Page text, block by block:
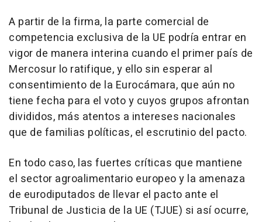
A partir de la firma, la parte comercial de
competencia exclusiva de la UE podría entrar en
vigor de manera interina cuando el primer país de
Mercosur lo ratifique, y ello sin esperar al
consentimiento de la Eurocámara, que aún no
tiene fecha para el voto y cuyos grupos afrontan
divididos, más atentos a intereses nacionales
que de familias políticas, el escrutinio del pacto.
En todo caso, las fuertes críticas que mantiene
el sector agroalimentario europeo y la amenaza
de eurodiputados de llevar el pacto ante el
Tribunal de Justicia de la UE (TJUE) si así ocurre,